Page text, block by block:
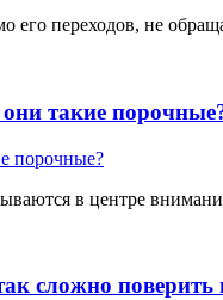
его переходов, не
такие
в центре
сложно поверить